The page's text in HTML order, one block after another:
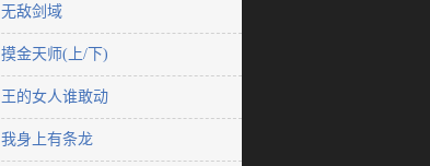
无敌剑域
摸金天师(上/下)
王的女人谁敢动
我身上有条龙